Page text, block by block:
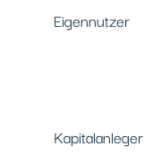
Eigennutzer
Kapitalanleger